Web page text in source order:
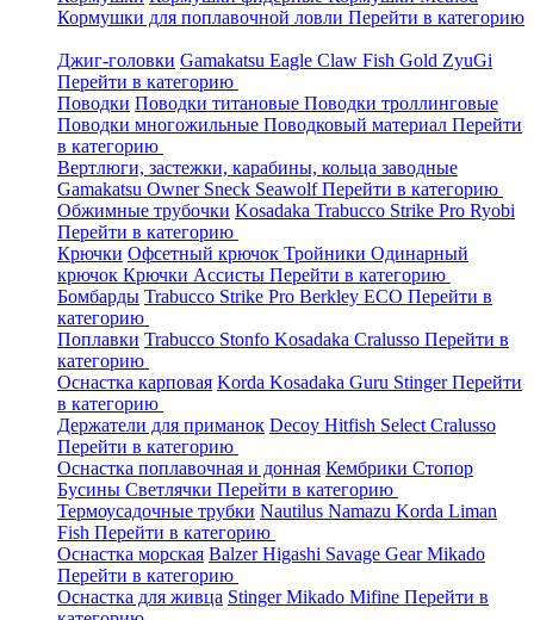
Кормушки для поплавочной ловли Перейти в категорию
Джиг-головки Gamakatsu Eagle Claw Fish Gold ZyuGi
Перейти в категорию
Поводки Поводки титановые Поводки троллинговые
Поводки многожильные Поводковый материал Перейти
в категорию
Вертлюги, застежки, карабины, кольца заводные
Gamakatsu Owner Sneck SeawolfПерейти в категорию
Обжимные трубочки Kosadaka Trabucco Strike Pro Ryobi
Перейти в категорию
Крючки Офсетный крючок Тройники Одинарный
крючок Крючки Ассисты Перейти в категорию
Бомбарды Trabucco Strike Pro Berkley ECO Перейти в
категорию
Поплавки Trabucco Stonfo Kosadaka Cralusso Перейти в
категорию
Оснастка карповая Korda Kosadaka Guru StingerПерейти
в категорию
Держатели для приманок Decoy Hitfish Select Cralusso
Перейти в категорию
Оснастка поплавочная и донная Кембрики Стопор
Бусины Светлячки Перейти в категорию
Термоусадочные трубки Nautilus Namazu Korda Liman
Fish Перейти в категорию
Оснастка морская BalzerHigashi Savage GearMikado
Перейти в категорию
Оснастка для живца StingerMikado Mifine Перейти в